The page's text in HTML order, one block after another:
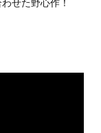
せた野心作！